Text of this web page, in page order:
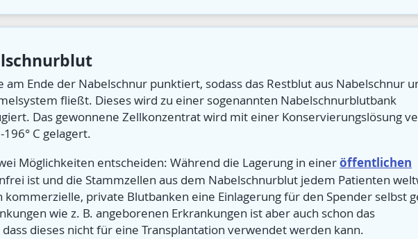
Ende der Nabelschnur punktiert, sodass das Restblut aus Nabelschnur
fließt. Dieses wird zu einer sogenannten Nabelschnurblutbank
Das gewonnene Zellkonzentrat wird mit einer Konservierungslösung
C gelagert.
Möglichkeiten entscheiden: Während die Lagerung in eineröffentlichen
ist und die Stammzellen aus dem Nabelschnurblut jedem Patienten
private Blutbanken eine Einlagerung für den Spender selbst
wie z. B. angeborenen Erkrankungen ist aber auch schon das
dieses nicht für eine Transplantation verwendet werden kann.